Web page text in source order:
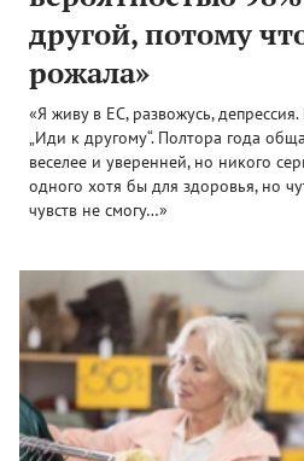
другой, потому
рожала»
«Я живу в ЕС, развожусь,
„Иди к другому“. Полтора года
веселее и уверенней, но никого
одного хотя бы для здоровья, но
чувств не смогу…»